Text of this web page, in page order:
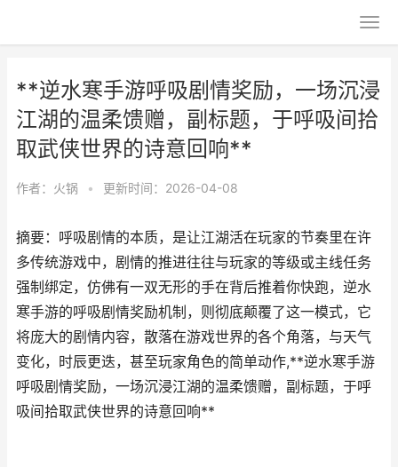
**逆水寒手游呼吸剧情奖励，一场沉浸
江湖的温柔馈赠，副标题，于呼吸间拾
取武侠世界的诗意回响**
作者： 火锅 • 更新时间：2026-04-08
摘要：呼吸剧情的本质，是让江湖活在玩家的节奏里在许
多传统游戏中，剧情的推进往往与玩家的等级或主线任务
强制绑定，仿佛有一双无形的手在背后推着你快跑，逆水
寒手游的呼吸剧情奖励机制，则彻底颠覆了这一模式，它
将庞大的剧情内容，散落在游戏世界的各个角落，与天气
变化，时辰更迭，甚至玩家角色的简单动作,**逆水寒手游
呼吸剧情奖励，一场沉浸江湖的温柔馈赠，副标题，于呼
吸间拾取武侠世界的诗意回响**